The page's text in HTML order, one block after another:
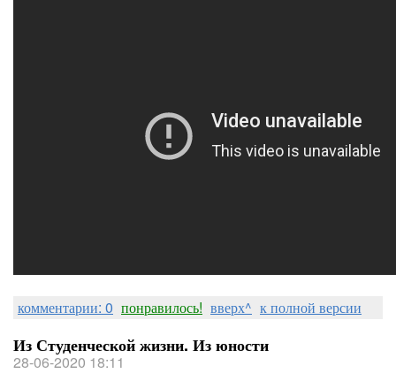
комментарии: 0 понравилось! вверх^ к полной версии
Из Студенческой жизни. Из юности
28-06-2020 18:11